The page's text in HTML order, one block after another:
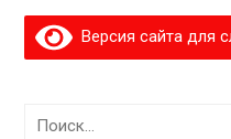
Версия сайта для
Найти: